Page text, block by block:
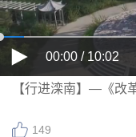
00:00 / 10:02
【行进滦南】—《改
149